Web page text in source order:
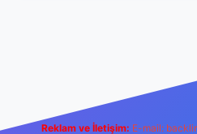
Reklam ve İletişim: E-mail: